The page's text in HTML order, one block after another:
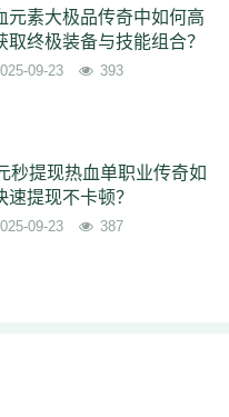
元素大极品传奇中如何高
取终极装备与技能组合？
09-23 393
秒提现热血单职业传奇如
速提现不卡顿？
09-23 387